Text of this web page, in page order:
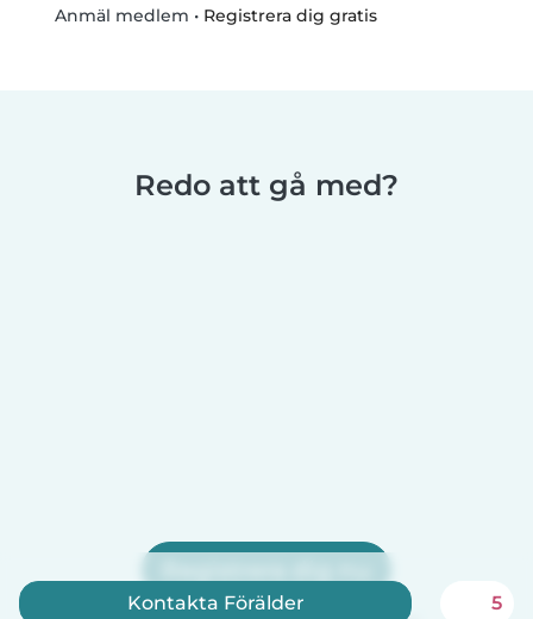
Anmäl medlem • Registrera dig gratis
Redo att gå med?
Kontakta Förälder 5